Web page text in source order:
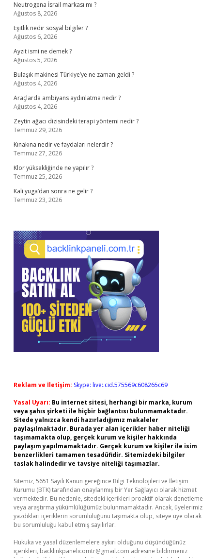
Neutrogena İsrail markası mı ?
Ağustos 8, 2026
Eşitlik nedir sosyal bilgiler ?
Ağustos 6, 2026
Ayzit ismi ne demek ?
Ağustos 5, 2026
Bulaşık makinesi Türkiye’ye ne zaman geldi ?
Ağustos 4, 2026
Araçlarda ambiyans aydınlatma nedir ?
Ağustos 4, 2026
Zeytin ağacı dizisindeki terapi yöntemi nedir ?
Temmuz 29, 2026
Kınakına nedir ve faydaları nelerdir ?
Temmuz 27, 2026
Klor yüksekliğinde ne yapılır ?
Temmuz 25, 2026
Kali yuga’dan sonra ne gelir ?
Temmuz 23, 2026
Reklam ve İletişim: Skype: live:.cid.575569c608265c69
Yasal Uyarı: Bu internet sitesi, herhangi bir marka, kurum
veya şahıs şirketi ile hiçbir bağlantısı bulunmamaktadır.
Sitede yalnızca kendi hazırladığımız makaleler
paylaşılmaktadır. Burada yer alan içerikler haber niteliği
taşımamakta olup, gerçek kurum ve kişiler hakkında
paylaşım yapılmamaktadır. Gerçek kurum ve kişiler ile isim
benzerlikleri tamamen tesadüfidir. Sitemizdeki bilgiler
taslak halindedir ve tavsiye niteliği taşımazlar.
Sitemiz, 5651 Sayılı Kanun gereğince Bilgi Teknolojileri ve İletişim
Kurumu (BTK) tarafından onaylanmış bir Yer Sağlayıcı olarak hizmet
vermektedir. Bu nedenle, sitedeki içerikleri proaktif olarak denetleme
veya araştırma yükümlülüğümüz bulunmamaktadır. Ancak, üyelerimiz
yazdıkları içeriklerin sorumluluğunu taşımakta olup, siteye üye olarak
bu sorumluluğu kabul etmiş sayılırlar.
Hukuka ve yasal düzenlemelere aykırı olduğunu düşündüğünüz
içerikleri, backlinkpanelicomtr@gmail.com adresine bildirmeniz